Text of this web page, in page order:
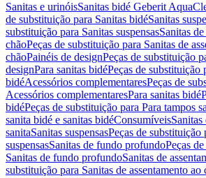
Sanitas e urinóisSanitas bidé Geberit
de substituição para Sanitas bidéSanitas
substituição para Sanitas suspensasSanitas
chãoPeças de substituição para Sanitas de
chãoPainéis de designPeças de substituição
designPara sanitas bidéPeças de substituição
bidéAcessórios complementaresPeças de
Acessórios complementaresPara sanitas bidé
bidéPeças de substituição para Para tampos
sanita bidé e sanitas bidéConsumíveisSanitas
sanitaSanitas suspensasPeças de substituição
suspensasSanitas de fundo profundoPeças
Sanitas de fundo profundoSanitas de
substituição para Sanitas de assentamento ao